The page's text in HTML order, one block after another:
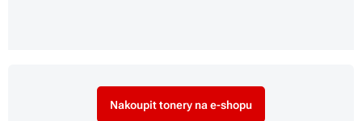
Nakoupit tonery na e-shopu